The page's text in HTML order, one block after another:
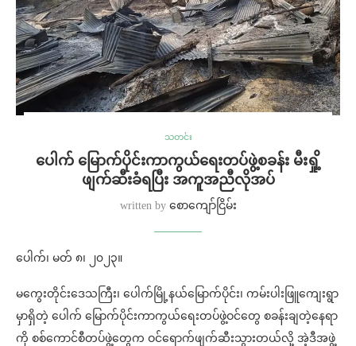
သတင်း
ပေါက် မြောက်ပိုင်းကာကွယ်ရေးတပ်ဖွဲ့စခန်း မီးရှို့
ဖျက်ဆီးခံရပြီး အကူအညီလိုအပ်
written by စောကျော်ငြိမ်း
ပေါက်၊ မတ် ၈၊ ၂၀၂၃။
မကွေးတိုင်းဒေသကြီး၊ ပေါက်မြို့နယ်မြောက်ပိုင်း၊ ကမ်းပါးဖြူကျေးရွာ
မှာရှိတဲ့ ပေါက် မြောက်ပိုင်းကာကွယ်ရေးတပ်ဖွဲ့ဝင်တွေ စခန်းချတဲ့နေရာ
ကို စစ်ကောင်စီတပ်ဖွဲ့တွေက ဝင်ရောက်ဖျက်ဆီးသွားတယ်လို့ အဲ့ဒီအဖွဲ့